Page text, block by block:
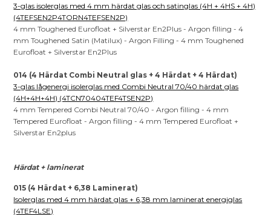
3-glas isolerglas med 4 mm härdat glas och satinglas (4H + 4HS + 4H)
(4TEFSEN2P4TORN4TEFSEN2P)
4 mm Toughened Eurofloat + Silverstar En2Plus - Argon filling - 4
mm Toughened Satin (Matilux) - Argon Filling - 4 mm Toughened
Eurofloat + Silverstar En2Plus
014 (4 Härdat Combi Neutral glas + 4 Härdat + 4 Härdat)
3-glas lågenergi isolerglas med Combi Neutral 70/40 härdat glas
(4H+4H+4H) (4TCN70404TEF4TSEN2P)
4 mm Tempered Combi Neutral 70/40 - Argon filling - 4 mm
Tempered Eurofloat - Argon filling - 4 mm Tempered Eurofloat +
Silverstar En2plus
Härdat + laminerat
015 (4 Härdat + 6,38 Laminerat)
Isolerglas med 4 mm härdat glas + 6,38 mm laminerat energiglas
(4TEF4LSE)